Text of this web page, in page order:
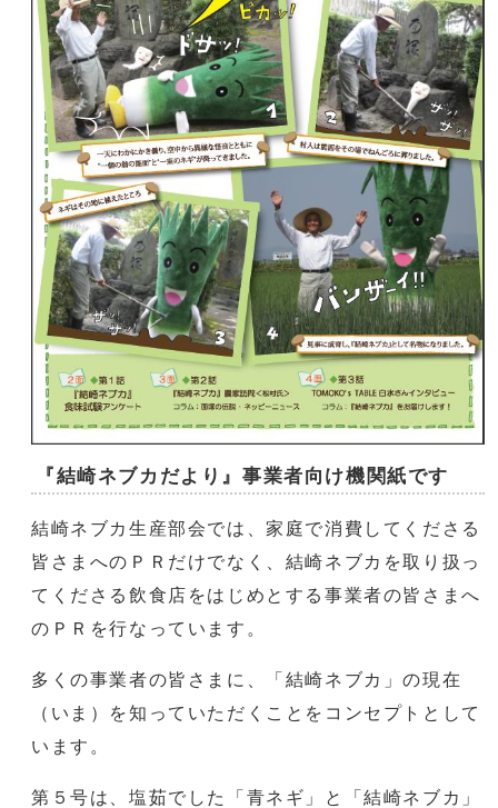
『結崎ネブカだより』事業者向け機関紙です
結崎ネブカ生産部会では、家庭で消費してくださる
皆さまへのＰＲだけでなく、結崎ネブカを取り扱っ
てくださる飲食店をはじめとする事業者の皆さまへ
のＰＲを行なっています。
多くの事業者の皆さまに、「結崎ネブカ」の現在
（いま）を知っていただくことをコンセプトとして
います。
第５号は、塩茹でした「青ネギ」と「結崎ネブカ」